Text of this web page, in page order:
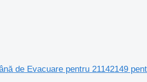
de Evacuare pentru 21142149